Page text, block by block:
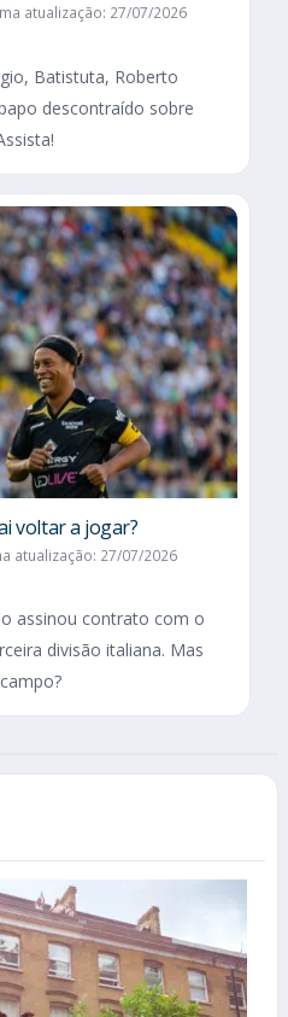
atualização: 27/07/2026
Batistuta, Roberto
descontraído sobre
voltar a jogar?
atualização: 27/07/2026
assinou contrato com o
divisão italiana. Mas